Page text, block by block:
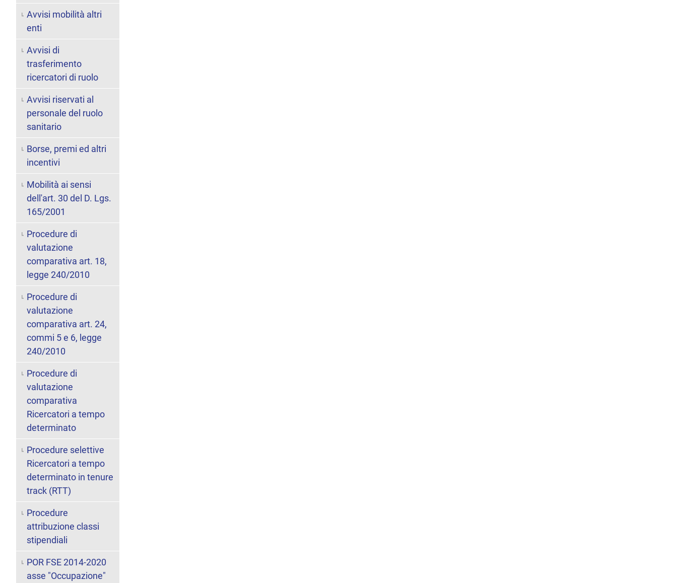
Avvisi mobilità altri
enti
Avvisi di
trasferimento
ricercatori di ruolo
Avvisi riservati al
personale del ruolo
sanitario
Borse, premi ed altri
incentivi
Mobilità ai sensi
dell'art. 30 del D. Lgs.
165/2001
Procedure di
valutazione
comparativa art. 18,
legge 240/2010
Procedure di
valutazione
comparativa art. 24,
commi 5 e 6, legge
240/2010
Procedure di
valutazione
comparativa
Ricercatori a tempo
determinato
Procedure selettive
Ricercatori a tempo
determinato in tenure
track (RTT)
Procedure
attribuzione classi
stipendiali
POR FSE 2014-2020
asse "Occupazione"